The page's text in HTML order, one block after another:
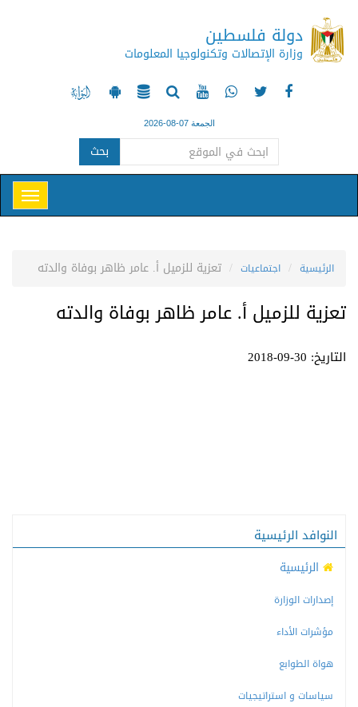
دولة فلسطين
وزارة الإتصالات وتكنولوجيا المعلومات
الجمعة 07-08-2026
بحث
الرئيسية اجتماعيات تعزية للزميل أ. عامر ظاهر بوفاة والدته
تعزية للزميل أ. عامر ظاهر بوفاة والدته
التاريخ: 30-09-2018
النوافد الرئيسية
الرئيسية
إصدارات الوزارة
مؤشرات الأداء
هواة الطوابع
سياسات و استراتيجيات